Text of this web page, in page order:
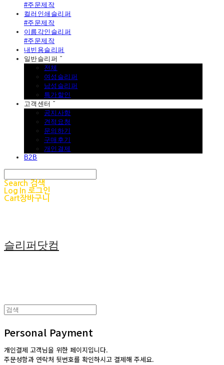
#주문제작
컬러인쇄슬리퍼
#주문제작
이름각인슬리퍼
#주문제작
내빈용슬리퍼
일반슬리퍼 ˇ
전체
여성슬리퍼
남성슬리퍼
특가할인
고객센터 ˇ
공지사항
견적요청
문의하기
구매후기
개인결제
B2B
Search 검색
Log In 로그인
Cart장바구니
슬리퍼닷컴
Personal Payment
개인결제 고객님을 위한 페이지입니다.
주문성함과 연락처 뒷번호를 확인하시고 결제해 주세요.